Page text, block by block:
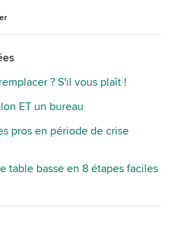
? S'il vous plaît !
ET un bureau
pros en période de crise
table basse en 8 étapes faciles